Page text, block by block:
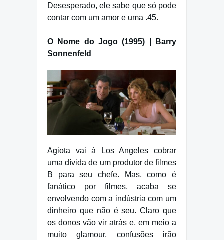
Desesperado, ele sabe que só pode
contar com um amor e uma .45.
O Nome do Jogo (1995) | Barry
Sonnenfeld
Agiota vai à Los Angeles cobrar
uma dívida de um produtor de filmes
B para seu chefe. Mas, como é
fanático por filmes, acaba se
envolvendo com a indústria com um
dinheiro que não é seu. Claro que
os donos vão vir atrás e, em meio a
muito glamour, confusões irão